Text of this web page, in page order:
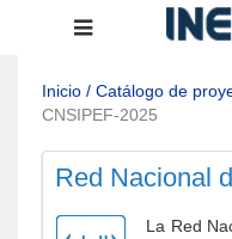
Menú
navegación
Inicio / Catálogo de
CNSIPEF-2025
Red Nacional
La Red